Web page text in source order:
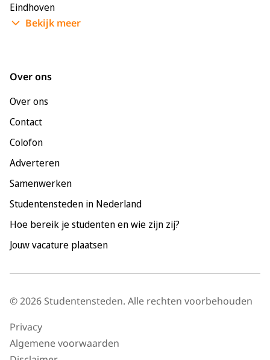
Eindhoven
Enschede
Bekijk meer
Over ons
Over ons
Contact
Colofon
Adverteren
Samenwerken
Studentensteden in Nederland
Hoe bereik je studenten en wie zijn zij?
Jouw vacature plaatsen
© 2026 Studentensteden. Alle rechten voorbehouden
Privacy
Algemene voorwaarden